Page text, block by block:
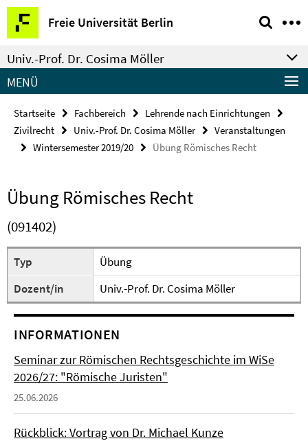
Springe
direkt
zu
Inhalt
Freie Universität Berlin
Service-
Navigation
Univ.-Prof. Dr. Cosima Möller
MENÜ
Startseite Fachbereich
Lehrende nach Einrichtungen
Zivilrecht
Univ.-Prof. Dr. Cosima Möller
Veranstaltungen
Wintersemester 2019/20
Übung Römisches Recht
Übung Römisches Recht
(091402)
Typ
Übung
Dozent/in
Univ.-Prof. Dr. Cosima Möller
INFORMATIONEN
Seminar zur Römischen Rechtsgeschichte im WiSe
2026/27: "Römische Juristen"
25.06.2026
Rückblick: Vortrag von Dr. Michael Kunze